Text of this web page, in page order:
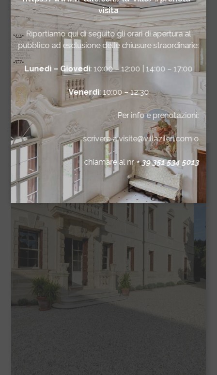
TOUR VIRTUALE
PARCO
SALONE DEL
TIEPOLO
visita
Riportiamo qui di seguito gli orari di apertura al
pubblico ad esclusione delle chiusure straordinarie:
Lunedì – Giovedì: 10:00 – 12:00 | 14:00 – 17:00
Venerdì: 10:00 – 12:30
Per info e prenotazioni:
scrivere a visite@villazileri.com o
chiamare al nr+ 39 351 534 5013